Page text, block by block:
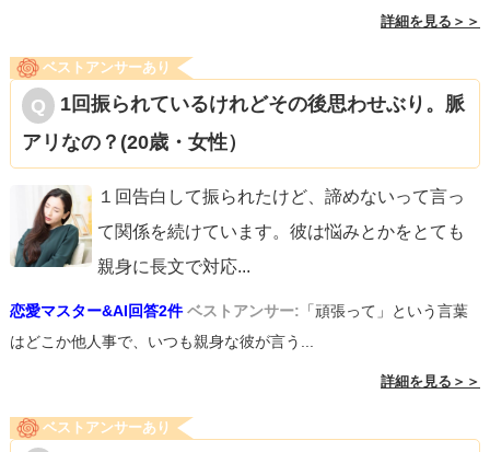
詳細を見る＞＞
ベストアンサーあり
1回振られているけれどその後思わせぶり。脈
アリなの？(20歳・女性）
１回告白して振られたけど、諦めないって言っ
て関係を続けています。彼は悩みとかをとても
親身に長文で対応...
恋愛マスター&AI回答2件 ベストアンサー: 「頑張って」という言葉
はどこか他人事で、いつも親身な彼が言う...
詳細を見る＞＞
ベストアンサーあり